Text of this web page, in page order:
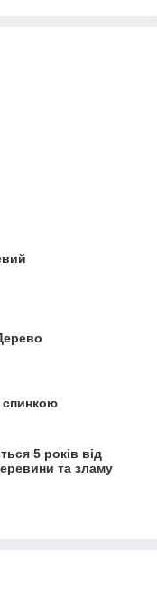
спинкою
5 років від
та зламу